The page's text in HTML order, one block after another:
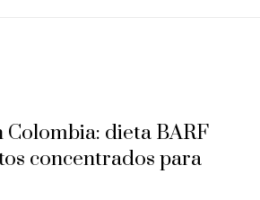
Colombia: dieta BARF
concentrados para